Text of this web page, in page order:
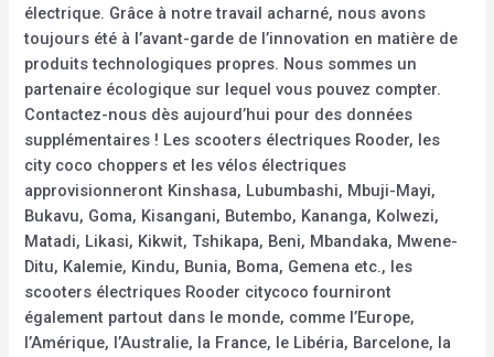
électrique. Grâce à notre travail acharné, nous avons
toujours été à l’avant-garde de l’innovation en matière de
produits technologiques propres. Nous sommes un
partenaire écologique sur lequel vous pouvez compter.
Contactez-nous dès aujourd’hui pour des données
supplémentaires ! Les scooters électriques Rooder, les
city coco choppers et les vélos électriques
approvisionneront Kinshasa, Lubumbashi, Mbuji-Mayi,
Bukavu, Goma, Kisangani, Butembo, Kananga, Kolwezi,
Matadi, Likasi, Kikwit, Tshikapa, Beni, Mbandaka, Mwene-
Ditu, Kalemie, Kindu, Bunia, Boma, Gemena etc., les
scooters électriques Rooder citycoco fourniront
également partout dans le monde, comme l’Europe,
l’Amérique, l’Australie, la France, le Libéria, Barcelone, la